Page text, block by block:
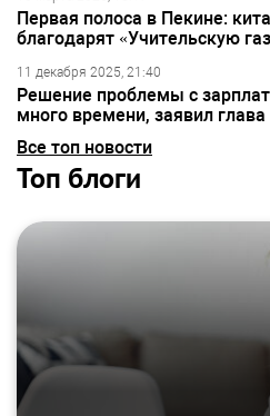
Первая полоса в Пекине:
благодарят «Учительскую
11 декабря 2025, 21:40
Решение проблемы с
много времени, заявил
Все топ новости
Топ блоги